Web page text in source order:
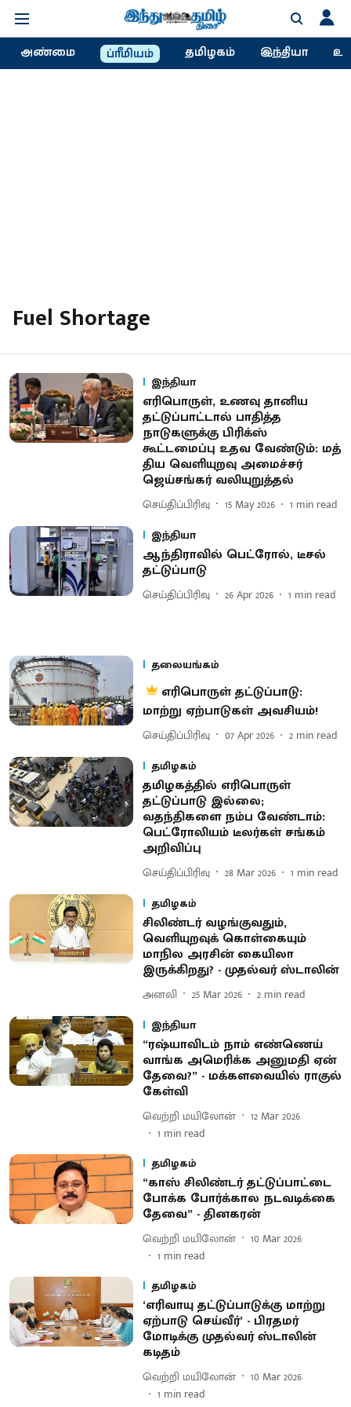
அண்மை ப்ரீமியம் தமிழகம் இந்தியா
Fuel Shortage
இந்தியா
எரிபொருள், உணவு தானி​ய
தட்டுப்பாட்​டால் பாதித்த
நாடுகளுக்கு பிரிக்ஸ்
கூட்டமைப்பு உதவ வேண்​டும்: மத்​
திய வெளியுறவு அமைச்சர்
ஜெய்சங்கர் வலியுறுத்​தல்
செய்திப்பிரிவு 15 May 2026 1 min read
இந்தியா
ஆந்திராவில் பெட்ரோல், டீசல்
தட்டுப்பாடு
செய்திப்பிரிவு 26 Apr 2026 1 min read
தலையங்கம்
எரிபொருள் தட்டுப்பாடு:
மாற்று ஏற்பாடுகள் அவசியம்!
செய்திப்பிரிவு 07 Apr 2026 2 min read
தமிழகம்
தமிழகத்தில் எரிபொருள்
தட்டுப்பாடு இல்லை;
வதந்திகளை நம்ப வேண்டாம்:
பெட்ரோலியம் டீலர்கள் சங்கம்
அறிவிப்பு
செய்திப்பிரிவு 28 Mar 2026 1 min read
தமிழகம்
சிலிண்டர் வழங்குவதும்,
வெளியுறவுக் கொள்கையும்
மாநில அரசின் கையிலா
இருக்கிறது? - முதல்வர் ஸ்டாலின்
அனலி 25 Mar 2026 2 min read
இந்தியா
“ரஷ்யாவிடம் நாம் எண்ணெய்
வாங்க அமெரிக்க அனுமதி ஏன்
தேவை?” - மக்களவையில் ராகுல்
கேள்வி
வெற்றி மயிலோன்
12 Mar 2026
1 min read
தமிழகம்
“காஸ் சிலிண்டர் தட்டுப்பாட்டை
போக்க போர்க்கால நடவடிக்கை
தேவை” - தினகரன்
வெற்றி மயிலோன்
10 Mar 2026
1 min read
தமிழகம்
‘எரிவாயு தட்டுப்பாடுக்கு மாற்று
ஏற்பாடு செய்வீர்’ - பிரதமர்
மோடிக்கு முதல்வர் ஸ்டாலின்
கடிதம்
வெற்றி மயிலோன்
10 Mar 2026
1 min read